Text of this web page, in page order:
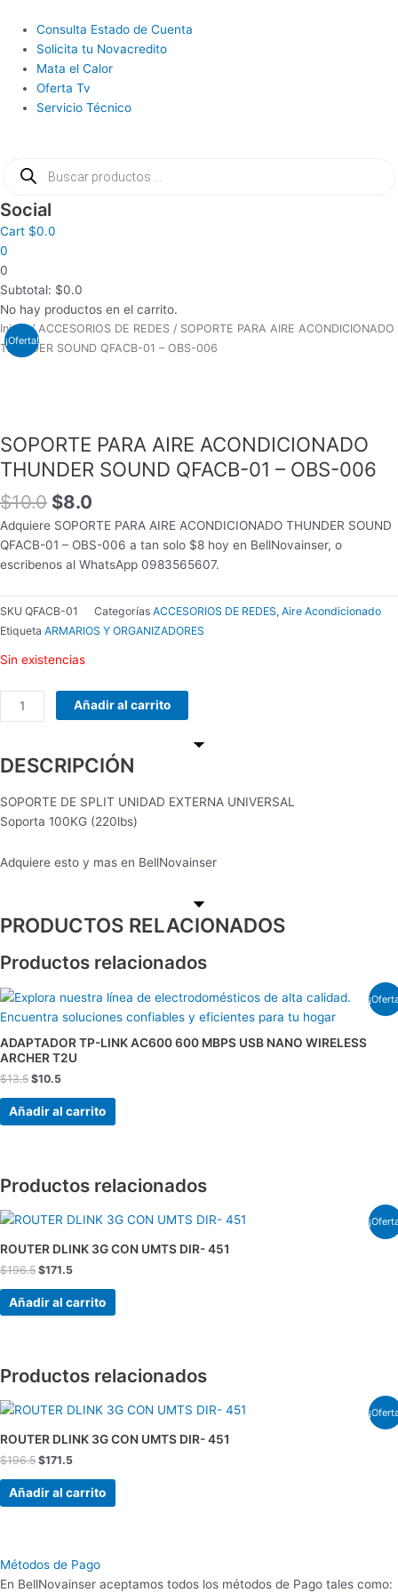
contenido
Main
Menu
Consulta Estado de Cuenta
Solicita tu Novacredito
Mata el Calor
Oferta Tv
Servicio Técnico
productos
Social
Cart $0.0
0
0
Subtotal: $0.0
No hay productos en el carrito.
Inicio/ ACCESORIOS DE REDES / SOPORTE PARA AIRE ACONDICIONADO
THUNDER SOUND QFACB-01 – OBS-006
¡Oferta!
SOPORTE PARA AIRE ACONDICIONADO
THUNDER SOUND QFACB-01 – OBS-006
$10.0
El
precio
$8.0
El
precio
Adquiere SOPORTE PARA AIRE ACONDICIONADO THUNDER SOUND
QFACB-01 – OBS-006 a tan solo $8 hoy en BellNovainser, o
escribenos al WhatsApp 0983565607.
SKU QFACB-01 Categorías ACCESORIOS DE REDES, Aire Acondicionado
Etiqueta ARMARIOS Y ORGANIZADORES
Sin existencias
COMBO
TECLADO/MOUSE
Añadir al carrito
DESCRIPCIÓN
SOPORTE DE SPLIT UNIDAD EXTERNA UNIVERSAL
Soporta 100KG (220lbs)
Adquiere esto y mas en BellNovainser
PRODUCTOS RELACIONADOS
Productos relacionados
ADAPTADOR TP-LINK AC600 600 MBPS USB NANO WIRELESS
ARCHER T2U
$13.5
El
precio
original
era:
$13.5.
$10.5
El
precio
actual
es:
$10.5.
Añadir al carrito
Productos relacionados
ROUTER DLINK 3G CON UMTS DIR- 451
$196.5
El
original
$196.5.
$171.5
El
actual
$171.5.
Añadir al carrito
Productos relacionados
ROUTER DLINK 3G CON UMTS DIR- 451
$196.5
El
original
$196.5.
$171.5
El
actual
$171.5.
Añadir al carrito
Métodos de Pago
En BellNovainser aceptamos todos los métodos de Pago tales como: